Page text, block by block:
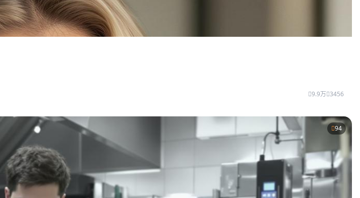
9.9万 3456
94